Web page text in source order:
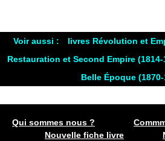
Voir aussi : livres Révolution et
Restauration et Second Empire (1814-
Belle Époque (1870-
Qui sommes nous ?
Nouvelle fiche livre